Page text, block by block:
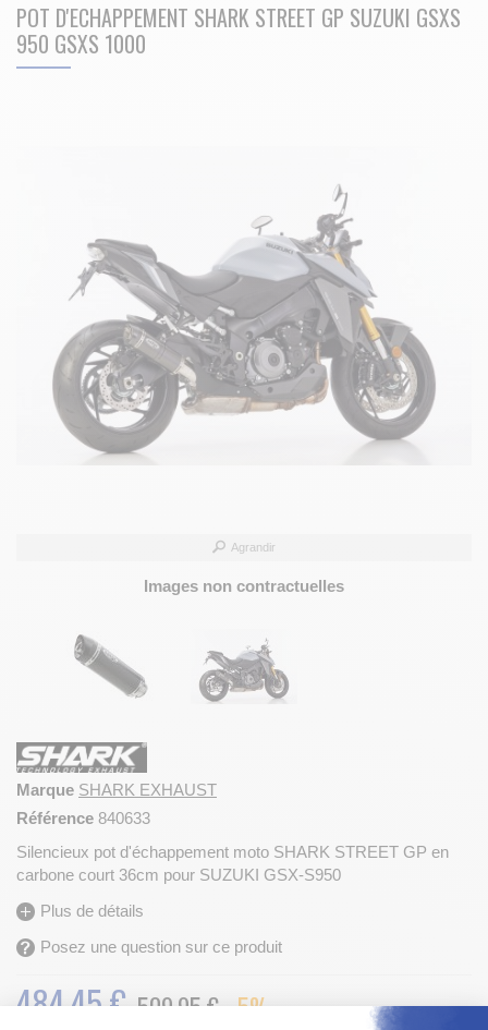
POT D'ECHAPPEMENT SHARK STREET GP SUZUKI GSXS
950 GSXS 1000
Agrandir
Images non contractuelles
Marque SHARK EXHAUST
Référence 840633
Silencieux pot d'échappement moto SHARK STREET GP en
carbone court 36cm pour SUZUKI GSX-S950
Plus de détails
Posez une question sur ce produit
484.45€ 509.95 € -5%